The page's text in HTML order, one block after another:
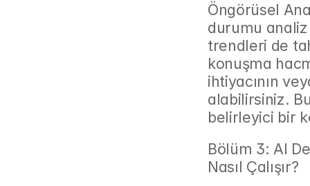
Öngörüsel
durumu
trendleri de
konuşma
ihtiyacının
alabilirsiniz.
belirleyici bir
Bölüm 3: AI
Nasıl Çalışır?